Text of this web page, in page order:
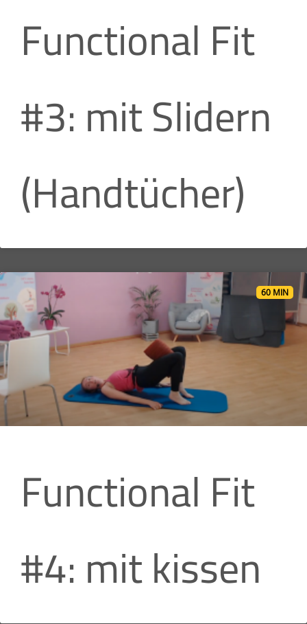
Functional Fit
#3: mit Slidern
(Handtücher)
60 MIN
Functional Fit
#4: mit kissen